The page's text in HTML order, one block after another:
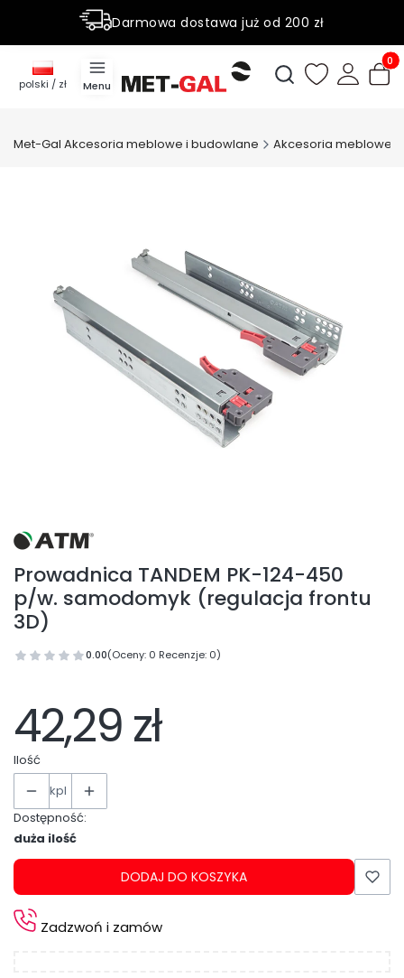
Darmowa dostawa już od 200 zł
Rabaty do 50% na wybrane produky
Menu
Otwórz
polski / zł
Met-Gal Akcesoria meblowe i budowlane Akcesoria meblowe
Prowadnica TANDEM PK-124-450
p/w. samodomyk (regulacja frontu
3D)
0.00(Oceny: 0 Recenzje: 0)
42,29 zł
Ilość
kpl
Dostępność:
duża ilość
DODAJ DO KOSZYKA
Zadzwoń i zamów